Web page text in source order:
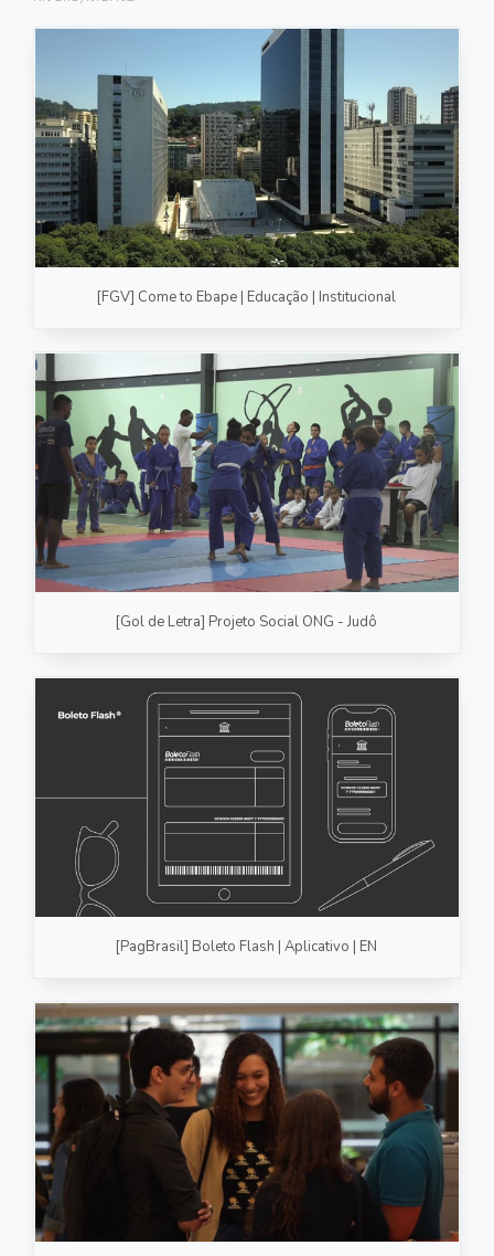
PRODUTO/SERVIÇO
GASTRONOMIA
CORPORATIVO
ESTÚDIO
FOTO/VÍDEO
RECEITA / AULA
PRODUTO/SERVIÇO
INSTITUCIONAL
[FGV] Come to Ebape | Educação | Institucional
[Gol de Letra] Projeto Social ONG - Judô
[PagBrasil] Boleto Flash | Aplicativo | EN